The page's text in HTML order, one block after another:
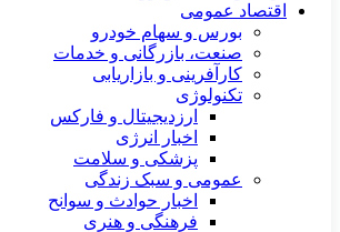
اقتصاد عمومی
بورس و سهام خودرو
صنعت، بازرگانی و خدمات
کارآفرینی و بازاریابی
تکنولوژی
ارزدیجیتال و فارکس
اخبار انرژی
پزشکی و سلامت
عمومی و سبک زندگی
اخبار حوادث و سوانح
فرهنگی و هنری